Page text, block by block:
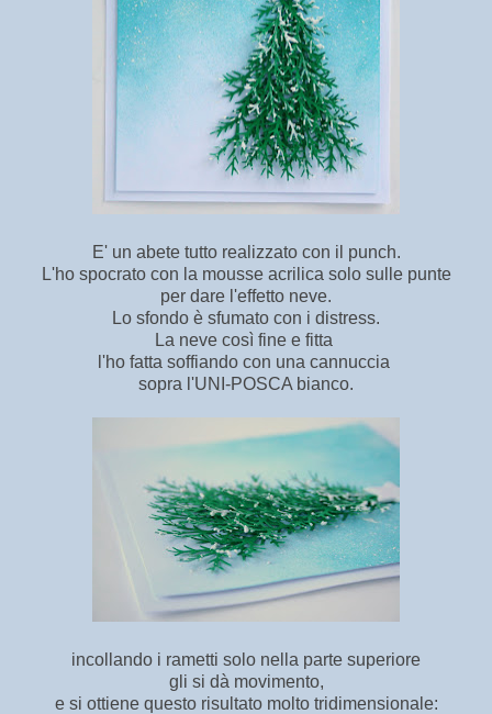
E' un abete tutto realizzato con il punch.
L'ho spocrato con la mousse acrilica solo sulle punte
per dare l'effetto neve.
Lo sfondo è sfumato con i distress.
La neve così fine e fitta
l'ho fatta soffiando con una cannuccia
sopra l'UNI-POSCA bianco.
incollando i rametti solo nella parte superiore
gli si dà movimento,
e si ottiene questo risultato molto tridimensionale: